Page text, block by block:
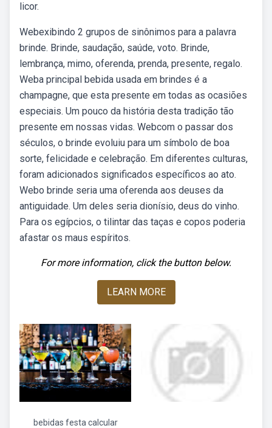
licor.
Webexibindo 2 grupos de sinônimos para a palavra
brinde. Brinde, saudação, saúde, voto. Brinde,
lembrança, mimo, oferenda, prenda, presente, regalo.
Weba principal bebida usada em brindes é a
champagne, que esta presente em todas as ocasiões
especiais. Um pouco da história desta tradição tão
presente em nossas vidas. Webcom o passar dos
séculos, o brinde evoluiu para um símbolo de boa
sorte, felicidade e celebração. Em diferentes culturas,
foram adicionados significados específicos ao ato.
Webo brinde seria uma oferenda aos deuses da
antiguidade. Um deles seria dionísio, deus do vinho.
Para os egípcios, o tilintar das taças e copos poderia
afastar os maus espíritos.
For more information, click the button below.
LEARN MORE
bebidas festa calcular